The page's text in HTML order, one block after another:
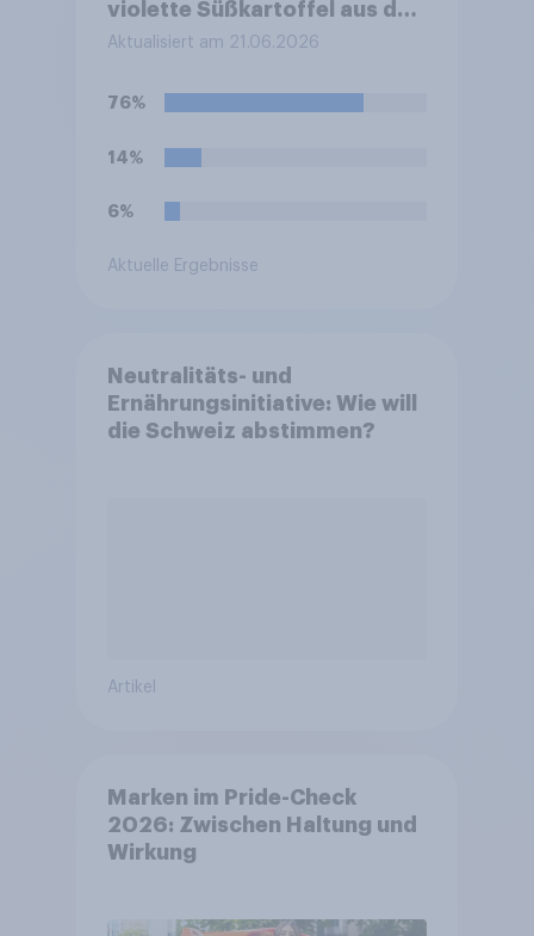
violette Süßkartoffel aus den
Philippinen, die häufig zum
von Süßspeisen verwendet
Aktualisiert am 21.06.2026
76%
14%
6%
Aktuelle Ergebnisse
Neutralitäts- und
Ernährungsinitiative: Wie will
die Schweiz abstimmen?
Artikel
Marken im Pride-Check
2026: Zwischen Haltung und
Wirkung